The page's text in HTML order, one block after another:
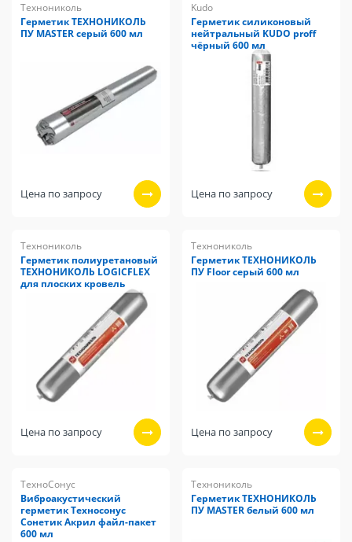
Технониколь
Герметик ТЕХНОНИКОЛЬ
ПУ MASTER серый 600 мл
Цена по запросу
Kudo
Герметик силиконовый
нейтральный KUDO proff
чёрный 600 мл
Цена по запросу
Технониколь
Герметик полиуретановый
ТЕХНОНИКОЛЬ LOGICFLEX
для плоских кровель
Цена по запросу
Технониколь
Герметик ТЕХНОНИКОЛЬ
ПУ Floor серый 600 мл
Цена по запросу
ТехноСонус
Виброакустический
герметик Техносонус
Сонетик Акрил файл-пакет
600 мл
Технониколь
Герметик ТЕХНОНИКОЛЬ
ПУ MASTER белый 600 мл